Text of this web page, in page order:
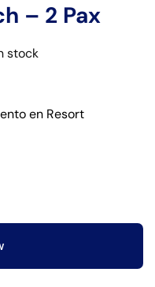
– 2 Pax
stock
en Resort